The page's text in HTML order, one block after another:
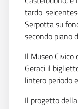
tardo-
Serpotta su
secondo piano
Il Museo
Geraci il
lintero
Il progetto